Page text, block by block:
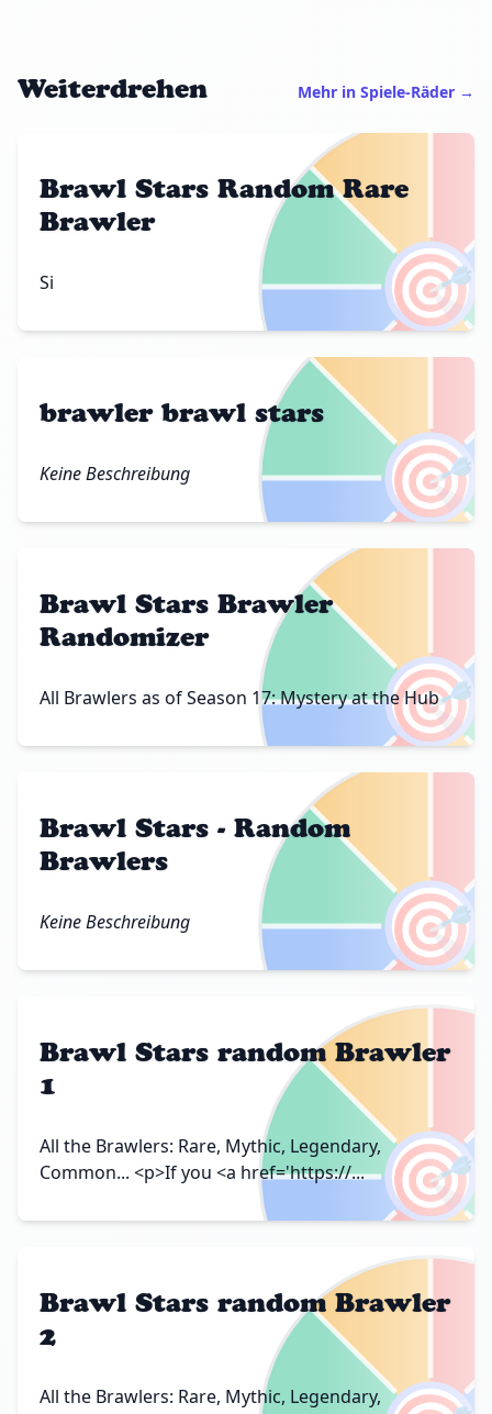
Weiterdrehen Mehr in Spiele-Räder →
🎯
Brawl Stars Random Rare
Brawler
Si
🎯
brawler brawl stars
Keine Beschreibung
🎯
Brawl Stars Brawler
Randomizer
All Brawlers as of Season 17: Mystery at the Hub
🎯
Brawl Stars - Random
Brawlers
Keine Beschreibung
🎯
Brawl Stars random Brawler
1
All the Brawlers: Rare, Mythic, Legendary,
Common... <p>If you <a href='https://...
Brawl Stars random Brawler
2
All the Brawlers: Rare, Mythic, Legendary,